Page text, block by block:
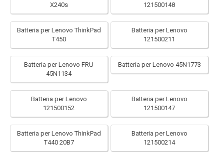
X240s
121500148
Batteria per Lenovo ThinkPad
T450
Batteria per Lenovo
121500211
Batteria per Lenovo FRU
45N1134
Batteria per Lenovo 45N1773
Batteria per Lenovo
121500152
Batteria per Lenovo
121500147
Batteria per Lenovo ThinkPad
T440 20B7
Batteria per Lenovo
121500214